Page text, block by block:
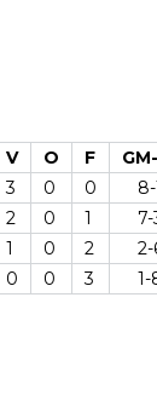
V O F
3 0 0 8-
2 0 1 7-
1 0 2 2-
0 0 3 1-